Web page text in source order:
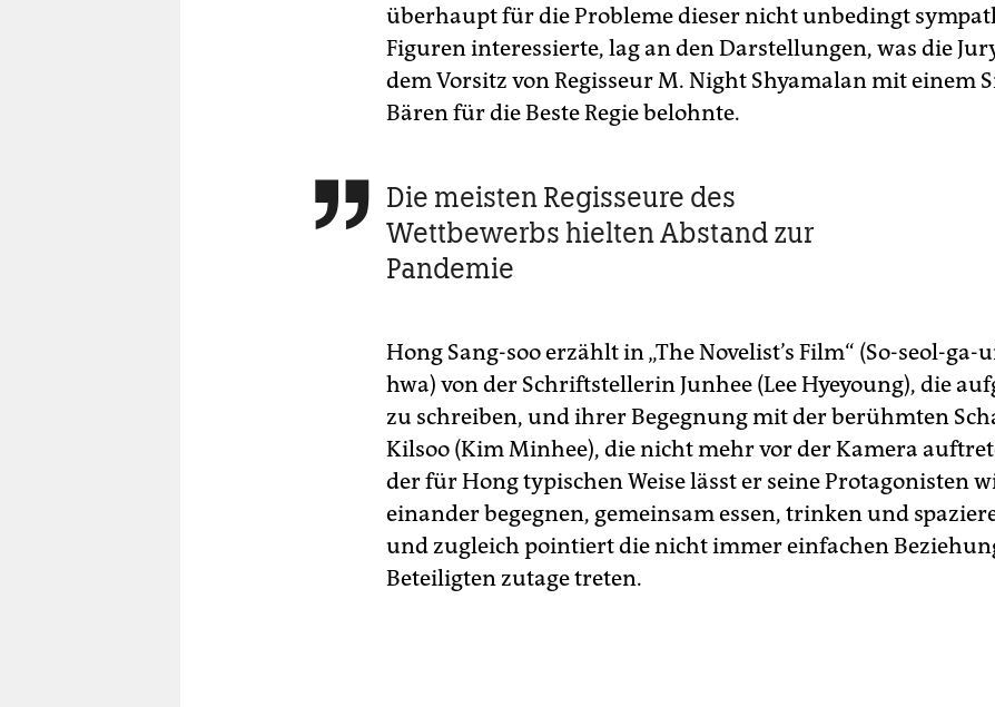
überhaupt für die Probleme dieser nicht unbedingt
Figuren interessierte, lag an den Darstellungen, was die
dem Vorsitz von Regisseur M. Night Shyamalan mit einem
Bären für die Beste Regie belohnte.
 Die meisten Regisseure des
Wettbewerbs hielten Abstand zur
Pandemie
Hong Sang-soo erzählt in „The Novelist’s Film“ (So-seol-ga-
hwa) von der Schriftstellerin Junhee (Lee Hyeyoung), die
zu schreiben, und ihrer Begegnung mit der berühmten
Kilsoo (Kim Minhee), die nicht mehr vor der Kamera
der für Hong typischen Weise lässt er seine Protagonisten
einander begegnen, gemeinsam essen, trinken und
und zugleich pointiert die nicht immer einfachen
Beteiligten zutage treten.